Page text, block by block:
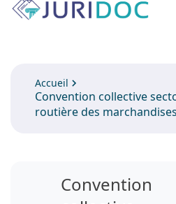
Accueil
Convention collective
routière des marchandises
Convention